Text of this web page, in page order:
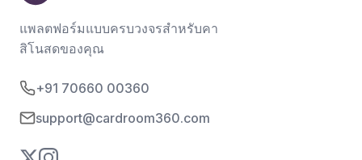
แพลตฟอร์มแบบครบวงจรสำหรับคา
สิโนสดของคุณ
+91 70660 00360
support@cardroom360.com